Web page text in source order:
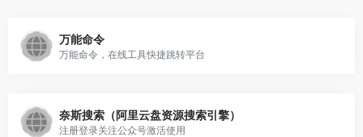
万能命令
万能命令，在线工具快捷跳转平台
奈斯搜索（阿里云盘资源搜索引擎）
注册登录关注公众号激活使用